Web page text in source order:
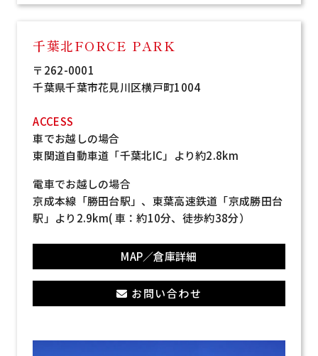
千葉北FORCE PARK
〒262-0001
千葉県千葉市花見川区横戸町1004
ACCESS
車でお越しの場合
東関道自動車道「千葉北IC」より約2.8km
電車でお越しの場合
京成本線「勝田台駅」、東葉高速鉄道「京成勝田台
駅」より2.9km( 車：約10分、徒歩約38分）
MAP／倉庫詳細
お問い合わせ